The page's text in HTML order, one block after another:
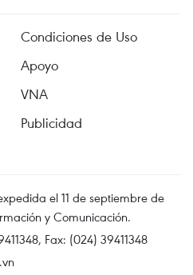
Condiciones de Uso
Apoyo
VNA
Publicidad
el 11 de septiembre de
y Comunicación.
Fax: (024) 39411348